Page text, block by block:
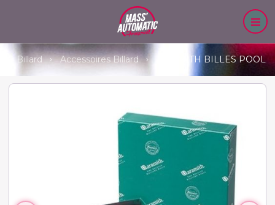
Billard Accessoires Billard ARAMITH BILLES POOL